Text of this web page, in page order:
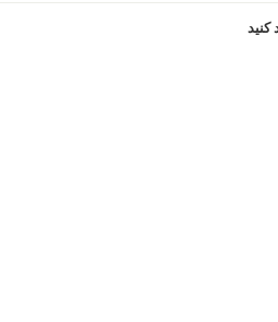
کنید